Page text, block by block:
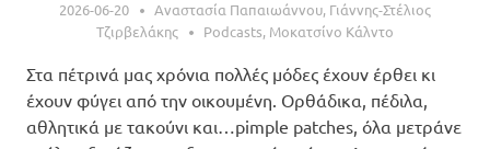
2026-06-20 Αναστασία Παπαιωάννου, Γιάννης-Στέλιος
Τζιρβελάκης
Podcasts, Μοκατσίνο Κάλντο
Στα πέτρινά μας χρόνια πολλές μόδες έχουν έρθει κι
έχουν φύγει από την οικουμένη. Ορθάδικα, πέδιλα,
αθλητικά με τακούνι και…pimple patches, όλα μετράνε